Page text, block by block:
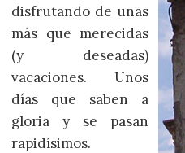
disfrutando de unas
más que merecidas
(y deseadas)
vacaciones. Unos
días que saben a
gloria y se pasan
rapidísimos.